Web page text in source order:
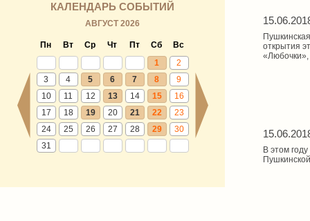
КАЛЕНДАРЬ СОБЫТИЙ
АВГУСТ 2026
Пн Вт Ср Чт Пт Сб
Вс
1
2
3
4 5 6 7 8
9
10
11 12 13 14 15
16
17
18 19 20 21 22
23
24
25 26 27 28 29
30
31
открытия
«Любочки»,
В этом